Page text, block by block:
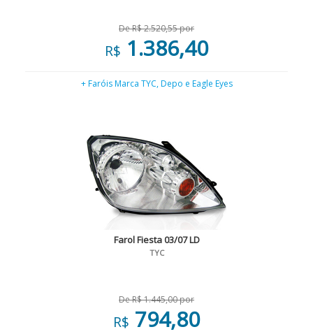
De R$ 2.520,55 por
R$ 1.386,40
+ Faróis Marca TYC, Depo e Eagle Eyes
Farol Fiesta 03/07 LD
TYC
De R$ 1.445,00 por
R$ 794,80